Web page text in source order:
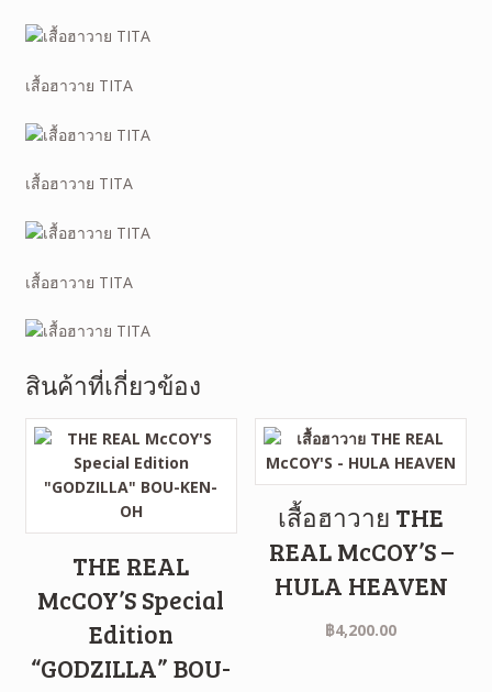
เสื้อฮาวาย TITA
เสื้อฮาวาย TITA
เสื้อฮาวาย TITA
สินค้าที่เกี่ยวข้อง
THE REAL
McCOY’S Special
Edition
“GODZILLA” BOU-
เสื้อฮาวาย THE
REAL McCOY’S –
HULA HEAVEN
฿4,200.00